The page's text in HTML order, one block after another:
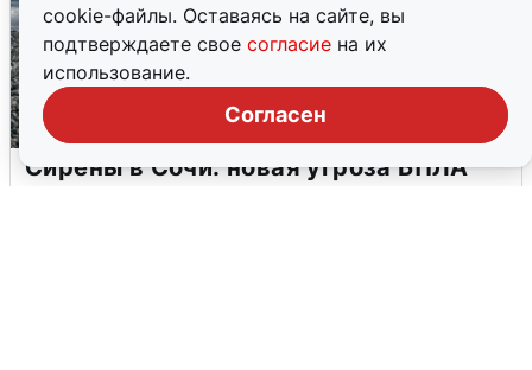
cookie-файлы. Оставаясь на сайте, вы
подтверждаете свое согласие на их
использование.
Согласен
Сирены в Сочи: новая угроза БПЛА